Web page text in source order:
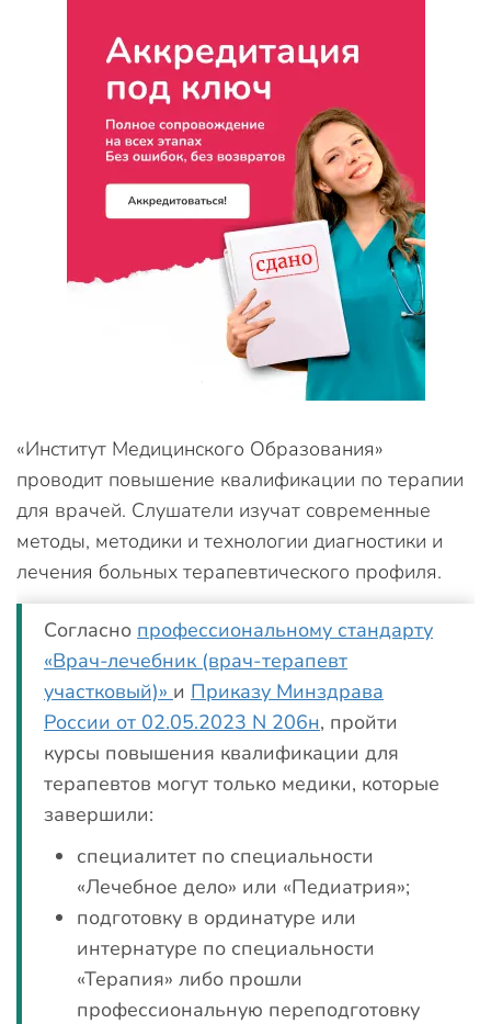
«Институт Медицинского Образования»
проводит повышение квалификации по терапии
для врачей. Слушатели изучат современные
методы, методики и технологии диагностики и
лечения больных терапевтического профиля.
Согласно профессиональному стандарту
«Врач-лечебник (врач-терапевт
участковый)» и Приказу Минздрава
России от 02.05.2023 N 206н, пройти
курсы повышения квалификации для
терапевтов могут только медики, которые
завершили:
специалитет по специальности
«Лечебное дело» или «Педиатрия»;
подготовку в ординатуре или
интернатуре по специальности
«Терапия» либо прошли
профессиональную переподготовку